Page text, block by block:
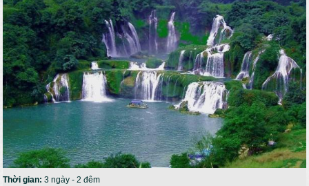
Thời gian:3 ngày - 2 đêm